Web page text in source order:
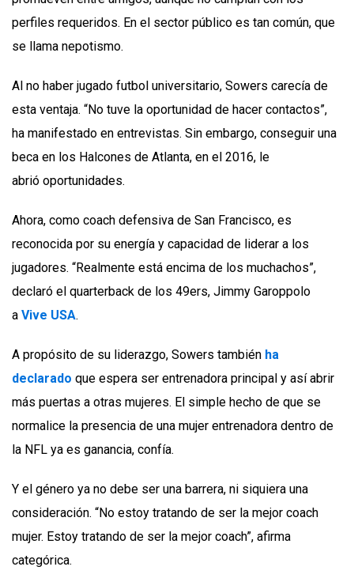
perfiles requeridos. En el sector público es tan común, que
se llama nepotismo.
Al no haber jugado futbol universitario, Sowers carecía de
esta ventaja. “No tuve la oportunidad de hacer contactos”,
ha manifestado en entrevistas. Sin embargo, conseguir una
beca en los Halcones de Atlanta, en el 2016, le
abrió oportunidades.
Ahora, como coach defensiva de San Francisco, es
reconocida por su energía y capacidad de liderar a los
jugadores. “Realmente está encima de los muchachos”,
declaró el quarterback de los 49ers, Jimmy Garoppolo
a Vive USA.
A propósito de su liderazgo, Sowers también ha
declarado que espera ser entrenadora principal y así abrir
más puertas a otras mujeres. El simple hecho de que se
normalice la presencia de una mujer entrenadora dentro de
la NFL ya es ganancia, confía.
Y el género ya no debe ser una barrera, ni siquiera una
consideración. “No estoy tratando de ser la mejor coach
mujer. Estoy tratando de ser la mejor coach”, afirma
categórica.